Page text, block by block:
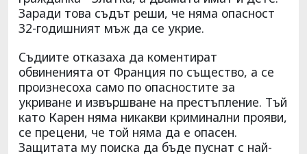
Заради това съдът реши, че няма опасност
32-годишният мъж да се укрие.
Съдиите отказаха да коментират
обвиненията от Франция по същество, а се
произнесоха само по опасностите за
укриване и извършване на престъпление. Тъй
като Карен няма никакви криминални прояви,
се прецени, че той няма да е опасен.
Защитата му поиска да бъде пуснат с най-